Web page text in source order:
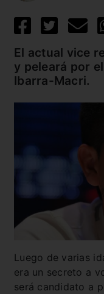
El actual vice
y peleará por
Ibarra-Macri.
Luego de varias
era un secreto a
será candidato a